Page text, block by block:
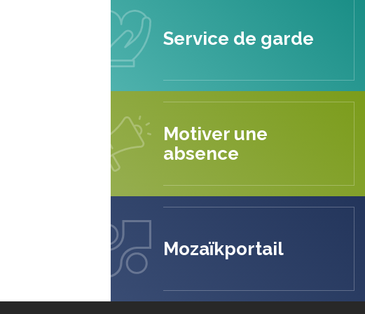
Service de garde
Motiver une
absence
Mozaïkportail